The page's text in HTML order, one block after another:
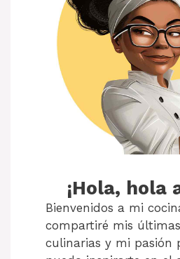
¡Hola, hola
Bienvenidos a mi
compartiré mis
culinarias y mi pasión